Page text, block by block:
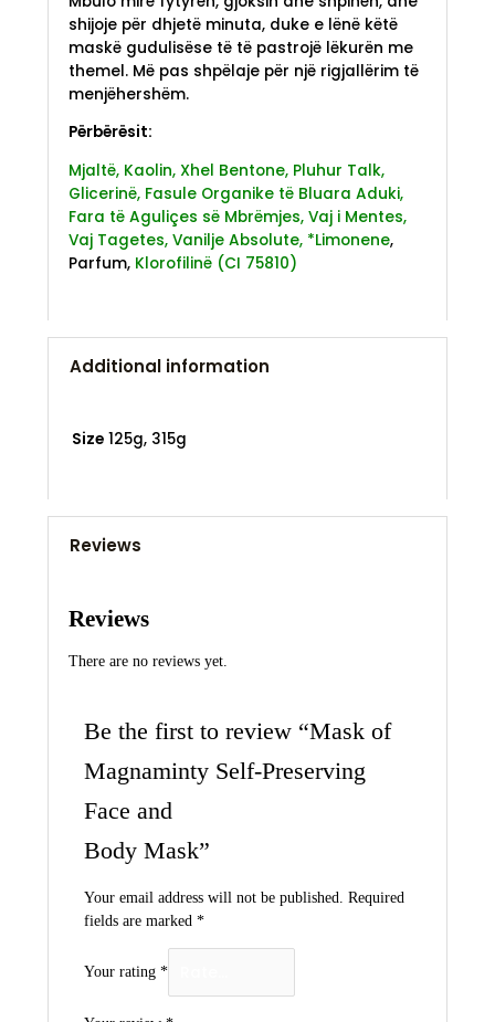
shijoje për dhjetë minuta, duke e lënë këtë
maskë gudulisëse të të pastrojë lëkurën me
themel. Më pas shpëlaje për një rigjallërim të
menjëhershëm.
Përbërësit:
Mjaltë, Kaolin, Xhel Bentone, Pluhur Talk,
Glicerinë, Fasule Organike të Bluara Aduki,
Fara të Aguliçes së Mbrëmjes, Vaj i Mentes,
Vaj Tagetes, Vanilje Absolute, *Limonene,
Parfum, Klorofilinë (CI 75810)
Additional information
Size 125g, 315g
Reviews
Reviews
There are no reviews yet.
Be the first to review “Mask of
Magnaminty Self-Preserving
Face and
Body Mask”
Your email address will not be published. Required
fields are marked *
Your rating *